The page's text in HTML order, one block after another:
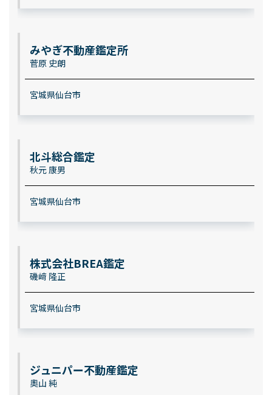
みやぎ不動産鑑定所
菅原 史朗
宮城県仙台市
北斗総合鑑定
秋元 康男
宮城県仙台市
株式会社BREA鑑定
磯﨑 隆正
宮城県仙台市
ジュニパー不動産鑑定
奧山 純